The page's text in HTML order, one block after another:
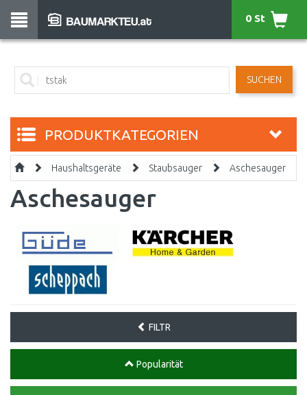
SUCHEN
0 St
PRODUKTKATEGORIEN
Haushaltsgeräte Staubsauger Aschesauger
Aschesauger
FILTR
Popularität